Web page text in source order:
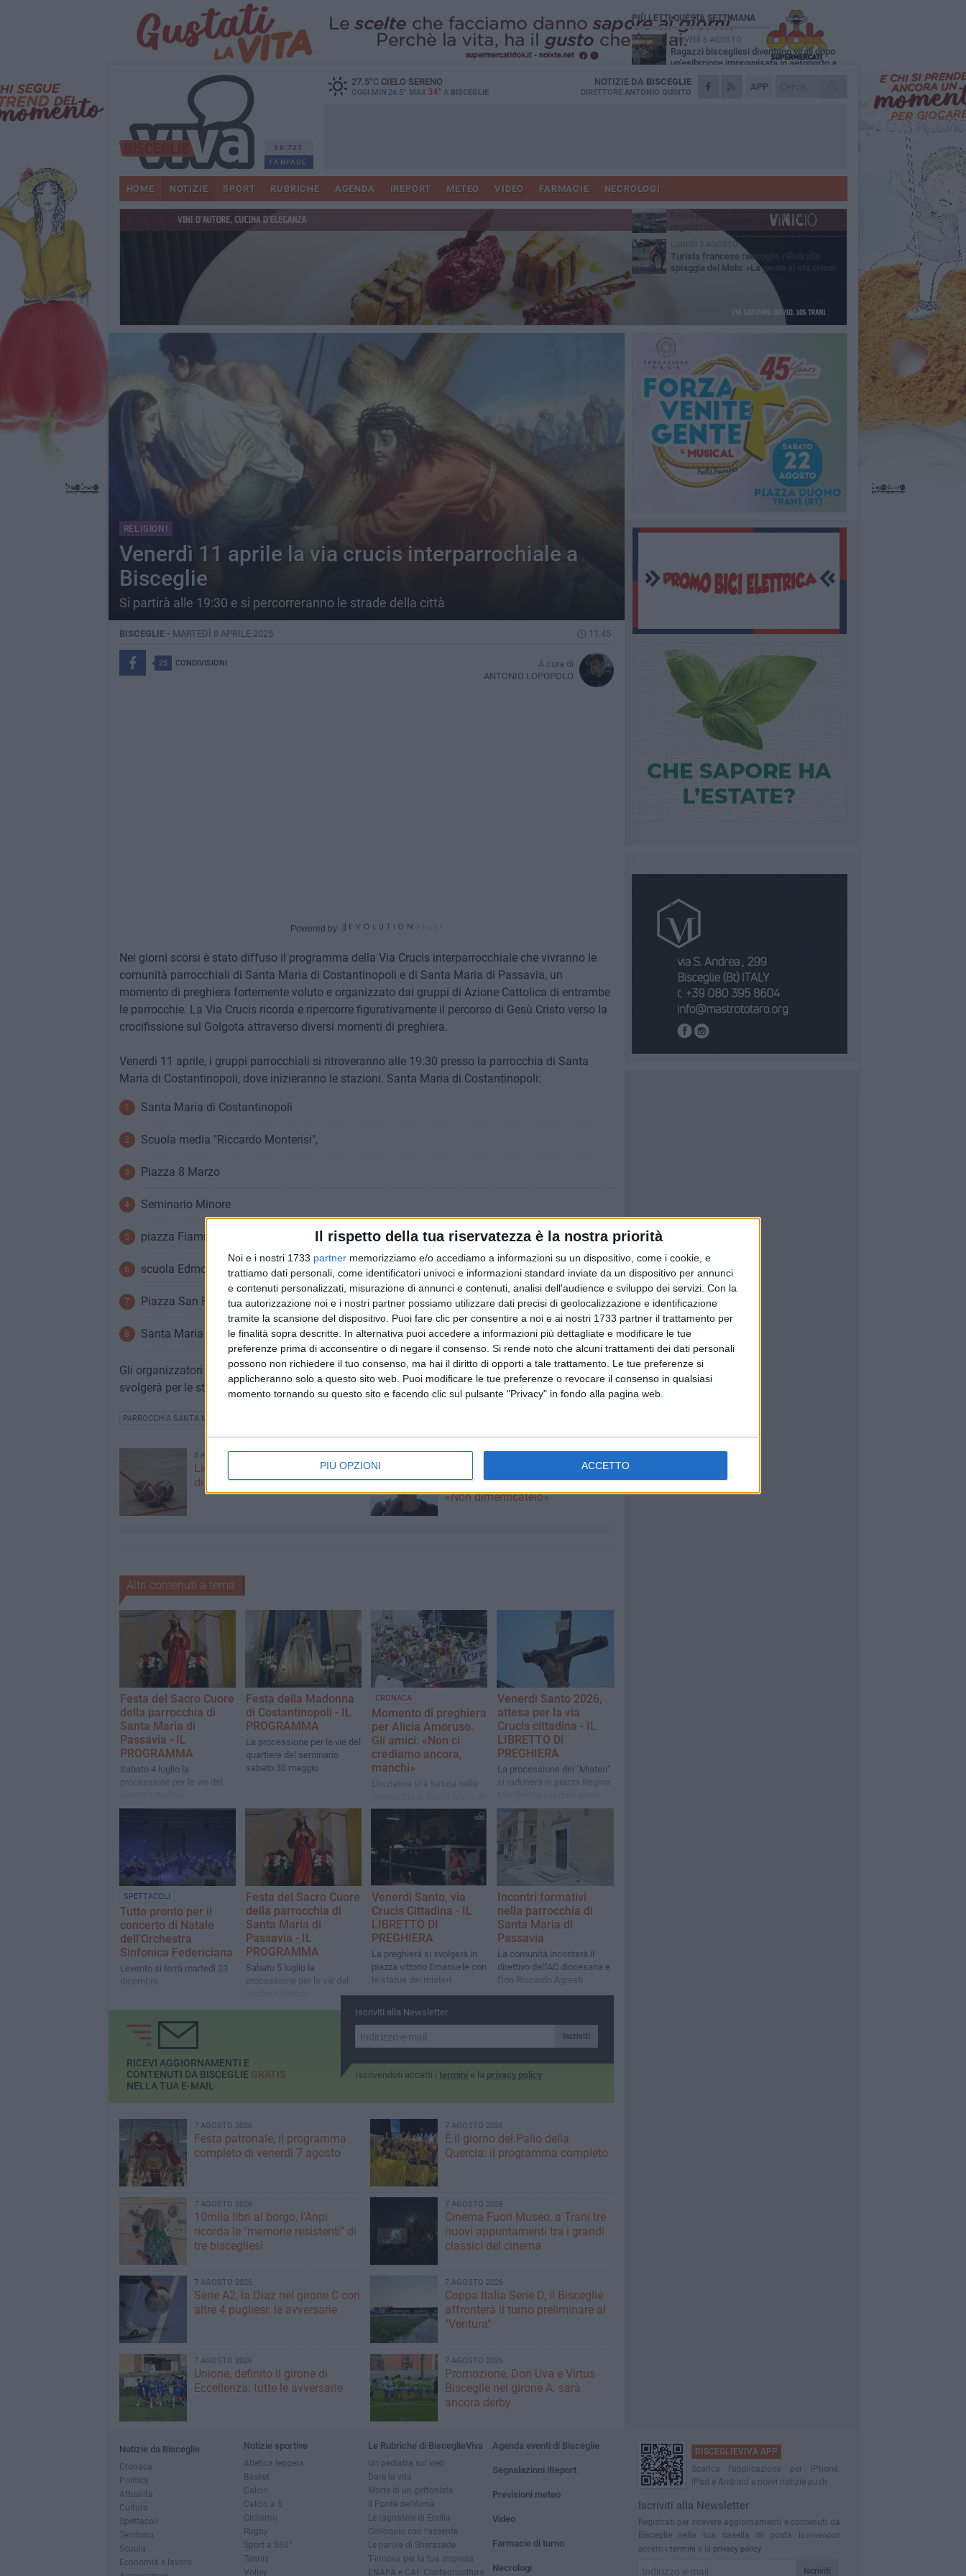
Il rispetto della tua riservatezza è la nostra priorità
Noi e i nostri 1733 partner memorizziamo e/o accediamo a informazioni su un dispositivo, come i cookie, e
trattiamo dati personali, come identificatori univoci e informazioni standard inviate da un dispositivo per annunci
e contenuti personalizzati, misurazione di annunci e contenuti, analisi dell'audience e sviluppo dei servizi. Con la
tua autorizzazione noi e i nostri partner possiamo utilizzare dati precisi di geolocalizzazione e identificazione
tramite la scansione del dispositivo. Puoi fare clic per consentire a noi e ai nostri 1733 partner il trattamento per
le finalità sopra descritte. In alternativa puoi accedere a informazioni più dettagliate e modificare le tue
preferenze prima di acconsentire o di negare il consenso. Si rende noto che alcuni trattamenti dei dati personali
possono non richiedere il tuo consenso, ma hai il diritto di opporti a tale trattamento. Le tue preferenze si
applicheranno solo a questo sito web. Puoi modificare le tue preferenze o revocare il consenso in qualsiasi
momento tornando su questo sito e facendo clic sul pulsante "Privacy" in fondo alla pagina web.
PIÙ OPZIONI ACCETTO
30.727
FANPAGE
27.5°CCIELO SERENO
OGGI MIN 26.5° MAX 34° A BISCEGLIE
APP
NOTIZIE DA BISCEGLIE
DIRETTORE ANTONIO QUINTO
HOME NOTIZIE SPORT RUBRICHE AGENDA IREPORT METEO VIDEO FARMACIE NECROLOGI
RELIGIONI
Venerdì 11 aprile la via crucis interparrochiale a
Bisceglie
Si partirà alle 19:30 e si percorreranno le strade della città
BISCEGLIE - MARTEDÌ 8 APRILE 2025 11.45
25 CONDIVISIONI
A cura di
ANTONIO LOPOPOLO
Powered by
Nei giorni scorsi è stato diffuso il programma della Via Crucis interparrocchiale che vivranno le
comunità parrocchiali di Santa Maria di Costantinopoli e di Santa Maria di Passavia, un
momento di preghiera fortemente voluto e organizzato dai gruppi di Azione Cattolica di entrambe
le parrocchie. La Via Crucis ricorda e ripercorre figurativamente il percorso di Gesù Cristo verso la
crocifissione sul Golgota attraverso diversi momenti di preghiera.
Venerdì 11 aprile, i gruppi parrocchiali si ritroveranno alle 19:30 presso la parrocchia di Santa
Maria di Costantinopoli, dove inizieranno le stazioni. Santa Maria di Costantinopoli:
Santa Maria di Costantinopoli
Scuola media "Riccardo Monterisi",
Piazza 8 Marzo
Seminario Minore
piazza Fiamme Gialle
scuola Edmondo De Amicis
Piazza San Francesco
Santa Maria di Passavia
Gli organizzatori comunicano che, in caso di condizioni climatiche avverse, la Via Crucis non si
svolgerà per le strade, ma all'interno della parrocchia di Santa Maria di Costantinopoli.
PARROCCHIA SANTA MARIA DI COSTANTINOPOLI
8 AGOSTO 2026
Lions, ufficializzato il calendario
di Serie B2: debutto a Matera
7 AGOSTO 2026
L'appello della moglie di Mino
Racanati alla ministra Roccella:
«Non dimenticatelo»
Altri contenuti a tema
Festa del Sacro Cuore
della parrocchia di
Santa Maria di
Passavia - IL
PROGRAMMA
Sabato 4 luglio la
processione per le vie del
Festa della Madonna
di Costantinopoli - IL
PROGRAMMA
La processione per le vie del
quartiere del seminario
sabato 30 maggio
CRONACA
Momento di preghiera
per Alicia Amoruso.
Gli amici: «Non ci
crediamo ancora,
manchi»
L'iniziativa si è tenuta nella
Costantinopoli, su richiesta
dei compagni di classe e di
catechismo della 12enne
biscegliese
Venerdì Santo 2026,
attesa per la via
Crucis cittadina - IL
LIBRETTO DI
PREGHIERA
La processione dei "Misteri"
si radunerà in piazza Regina
alla preghiera
SPETTACOLI
Tutto pronto per il
concerto di Natale
dell’Orchestra
Sinfonica Federiciana
L'evento si terrà martedì 23
dicembre
Festa del Sacro Cuore
della parrocchia di
Santa Maria di
Passavia - IL
PROGRAMMA
Sabato 5 luglio la
processione per le vie del
Venerdì Santo, via
Crucis Cittadina - IL
LIBRETTO DI
PREGHIERA
La preghierà si svolgerà in
piazza vittorio Emanuele con
le statue dei misteri
Incontri formativi
nella parrocchia di
Santa Maria di
Passavia
La comunità inconterà il
direttivo dell'AC diocesana e
Don Riccardo Agresti
Iscriviti alla Newsletter
Iscriviti
Iscrivendoti accetti i termini e la privacy policy
RICEVI AGGIORNAMENTI E
CONTENUTI DA BISCEGLIE GRATIS
NELLA TUA E-MAIL
7 AGOSTO 2026
Festa patronale, il programma
completo di venerdì 7 agosto
7 AGOSTO 2026
È il giorno del Palio della
Quercia: il programma completo
7 AGOSTO 2026
10mila libri al borgo, l'Anpi
ricorda le "memorie resistenti" di
tre biscegliesi
7 AGOSTO 2026
Cinema Fuori Museo, a Trani tre
nuovi appuntamenti tra i grandi
classici del cinema
7 AGOSTO 2026
Serie A2, la Diaz nel girone C con
altre 4 pugliesi: le avversarie
7 AGOSTO 2026
Coppa Italia Serie D, il Bisceglie
affronterà il turno preliminare al
"Ventura"
7 AGOSTO 2026
Unione, definito il girone di
Eccellenza: tutte le avversarie
7 AGOSTO 2026
Promozione, Don Uva e Virtus
Bisceglie nel girone A: sarà
ancora derby
PIÙ LETTI QUESTA SETTIMANA
GIOVEDÌ 6 AGOSTO
Ragazzi biscegliesi diventano virali dopo
un'esibizione improvvisata in aeroporto a
MARTEDÌ 4 AGOSTO
Emergenza caldo, il Comune di Bisceglie
Due auto incendiate nella notte in via Dieta
MERCOLEDÌ 5 AGOSTO
Festa patronale, luna park gratuito per i
LUNEDÌ 3 AGOSTO
Turista francese raccoglie rifiuti alla
spiaggia del Molo: «La gente si sta ormai
abituando»
Notizie da Bisceglie
Cronaca
Politica
Attualità
Cultura
Spettacoli
Territorio
Scuola
Economia e lavoro
Notizie sportive
Atletica leggera
Basket
Calcio
Calcio a 5
Ciclismo
Rugby
Sport a 360°
Tennis
Volley
Le Rubriche di BisceglieViva
Un pediatra sul web
Dare la vita
Morte di un gettonista
Il Ponte dell'Almà
Le ragnatele di Ersilia
Colloquio con l'assente
Le parole di Sherazade
T-innova per la tua impresa
ENAPA e CAF Confagricoltura
Agenda eventi di Bisceglie
Segnalazioni iReport
Previsioni meteo
Video
Farmacie di turno
Necrologi
BISCEGLIEVIVA APP
Scarica l'applicazione per iPhone,
iPad e Android e ricevi notizie push
Iscriviti alla Newsletter
Registrati per ricevere aggiornamenti e contenuti da
Bisceglie nella tua casella di posta
Iscrivendoti
accetti i termini e la privacy policy
Iscriviti